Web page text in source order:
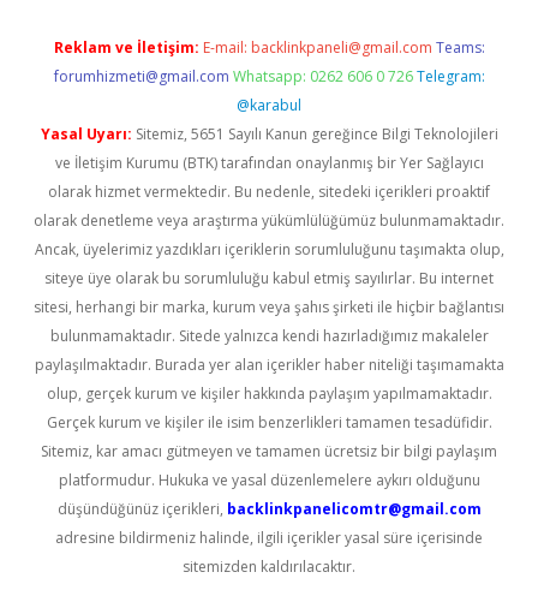
Reklam ve İletişim: E-mail: backlinkpaneli@gmail.com Teams:
forumhizmeti@gmail.com Whatsapp: 0262 606 0 726 Telegram:
@karabul
Yasal Uyarı: Sitemiz, 5651 Sayılı Kanun gereğince Bilgi Teknolojileri
ve İletişim Kurumu (BTK) tarafından onaylanmış bir Yer Sağlayıcı
olarak hizmet vermektedir. Bu nedenle, sitedeki içerikleri proaktif
olarak denetleme veya araştırma yükümlülüğümüz bulunmamaktadır.
Ancak, üyelerimiz yazdıkları içeriklerin sorumluluğunu taşımakta olup,
siteye üye olarak bu sorumluluğu kabul etmiş sayılırlar. Bu internet
sitesi, herhangi bir marka, kurum veya şahıs şirketi ile hiçbir bağlantısı
bulunmamaktadır. Sitede yalnızca kendi hazırladığımız makaleler
paylaşılmaktadır. Burada yer alan içerikler haber niteliği taşımamakta
olup, gerçek kurum ve kişiler hakkında paylaşım yapılmamaktadır.
Gerçek kurum ve kişiler ile isim benzerlikleri tamamen tesadüfidir.
Sitemiz, kar amacı gütmeyen ve tamamen ücretsiz bir bilgi paylaşım
platformudur. Hukuka ve yasal düzenlemelere aykırı olduğunu
düşündüğünüz içerikleri, backlinkpanelicomtr@gmail.com
adresine bildirmeniz halinde, ilgili içerikler yasal süre içerisinde
sitemizden kaldırılacaktır.